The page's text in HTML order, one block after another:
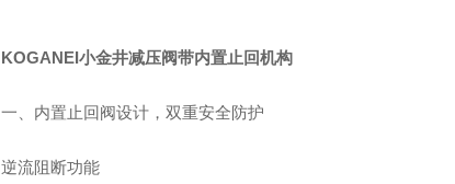
KOGANEI小金井减压阀带内置止回机构
一、内置止回阀设计，双重安全防护
逆流阻断功能